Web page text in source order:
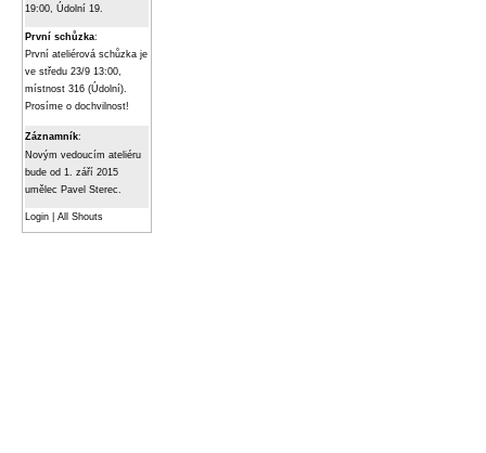
19:00, Údolní 19.
První schůzka:
První ateliérová schůzka je
ve středu 23/9 13:00,
místnost 316 (Údolní).
Prosíme o dochvilnost!
Záznamník:
Novým vedoucím ateliéru
bude od 1. září 2015
umělec Pavel Sterec.
Login All Shouts